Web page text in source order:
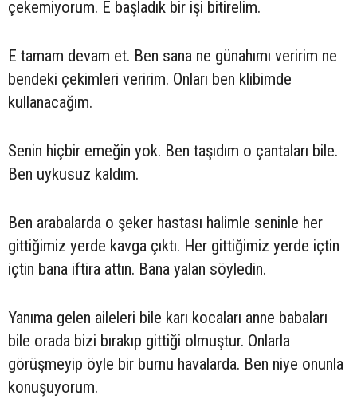
çekemiyorum. E başladık bir işi bitirelim.
E tamam devam et. Ben sana ne günahımı veririm ne
bendeki çekimleri veririm. Onları ben klibimde
kullanacağım.
Senin hiçbir emeğin yok. Ben taşıdım o çantaları bile.
Ben uykusuz kaldım.
Ben arabalarda o şeker hastası halimle seninle her
gittiğimiz yerde kavga çıktı. Her gittiğimiz yerde içtin
içtin bana iftira attın. Bana yalan söyledin.
Yanıma gelen aileleri bile karı kocaları anne babaları
bile orada bizi bırakıp gittiği olmuştur. Onlarla
görüşmeyip öyle bir burnu havalarda. Ben niye onunla
konuşuyorum.